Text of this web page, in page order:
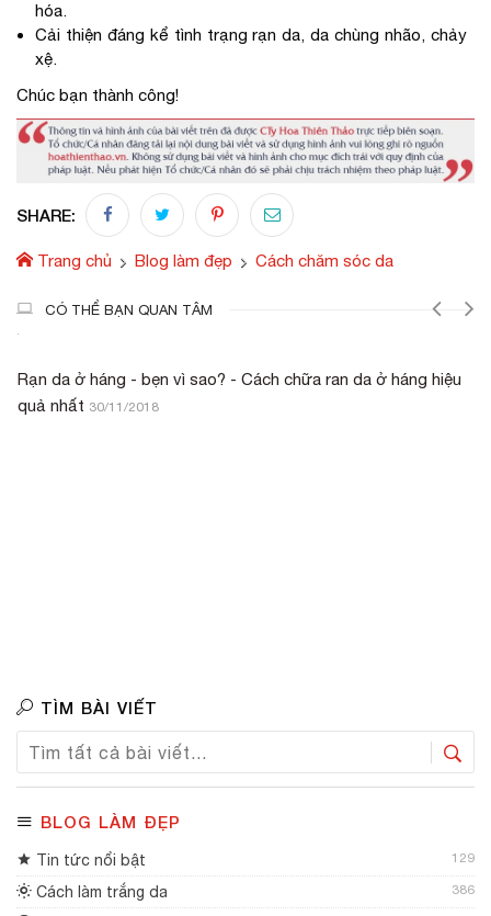
hóa.
Cải thiện đáng kể tình trạng rạn da, da chùng nhão, chảy
xệ.
Chúc bạn thành công!
SHARE:
Trang chủ Blog làm đẹp Cách chăm sóc da
CÓ THỂ BẠN QUAN TÂM
Rạn da ở háng - bẹn vì sao? - Cách chữa ran da ở háng hiệu
quả nhất 30/11/2018
TÌM BÀI VIẾT
BLOG LÀM ĐẸP
Tin tức nổi bật 129
Cách làm trắng da 386